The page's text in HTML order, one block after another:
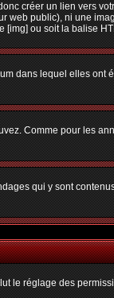
créer un lien vers
web public), ni une
ou soit la balise
dans lequel elles ont
Comme pour les
qui y sont
le réglage des